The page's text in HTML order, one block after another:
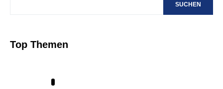
SUCHEN
Top Themen